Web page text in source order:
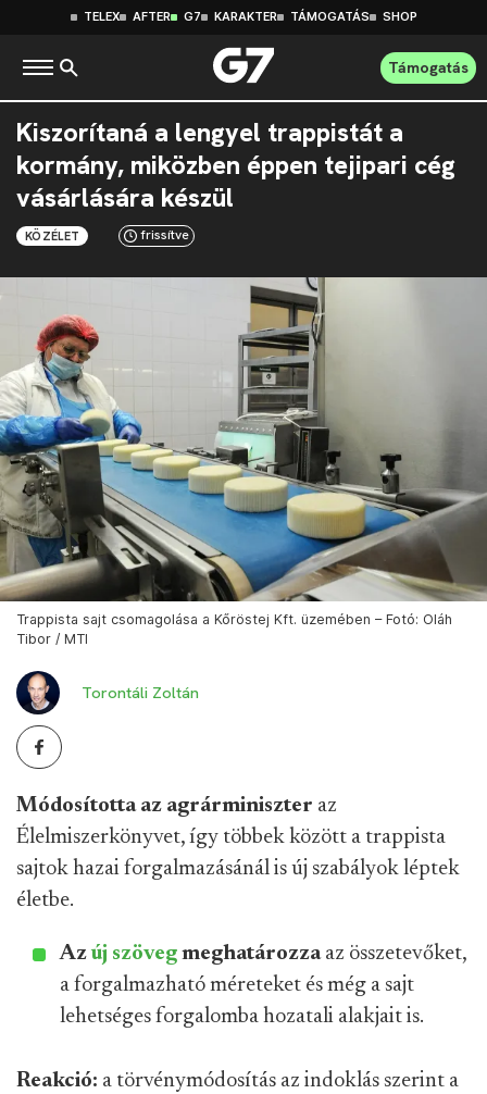
TELEX AFTER G7 KARAKTER TÁMOGATÁS SHOP
Támogatás
Kiszorítaná a lengyel trappistát a
kormány, miközben éppen tejipari cég
vásárlására készül
KÖZÉLET frissítve
Trappista sajt csomagolása a Kőröstej Kft. üzemében – Fotó: Oláh
Tibor / MTI
Torontáli Zoltán
Módosította az agrárminiszter az
Élelmiszerkönyvet, így többek között a trappista
sajtok hazai forgalmazásánál is új szabályok léptek
életbe.
Azúj szöveg meghatározzaaz összetevőket,
a forgalmazható méreteket és még a sajt
lehetséges forgalomba hozatali alakjait is.
Reakció: a törvénymódosítás az indoklás szerint a